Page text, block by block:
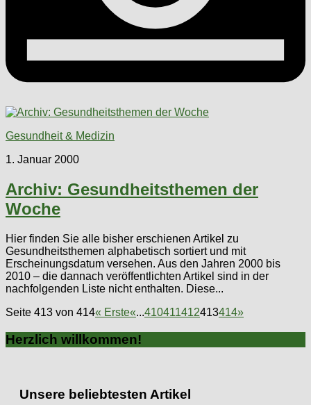
Gesundheit & Medizin
1. Januar 2000
Archiv: Gesundheitsthemen der
Woche
Hier finden Sie alle bisher erschienen Artikel zu
Gesundheitsthemen alphabetisch sortiert und mit
Erscheinungsdatum versehen. Aus den Jahren 2000 bis
2010 – die dannach veröffentlichten Artikel sind in der
nachfolgenden Liste nicht enthalten. Diese...
Seite 413 von 414« Erste«...410411412413414»
Herzlich willkommen!
Unsere beliebtesten Artikel